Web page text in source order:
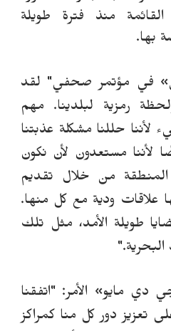
منذ فترة طويلة
بها.
» في مؤتمر صحفي" لقد
رمزية لبلدينا. مهم
لأننا حللنا مشكلة عذبتنا
أيضًا لأننا مستعدون لأن نكون
من خلال تقديم
علاقات ودية مع كل منها.
طويلة الأمد، مثل تلك
دي مايو» الأمر: "اتفقنا
تعزيز دور كل منا كمراكز